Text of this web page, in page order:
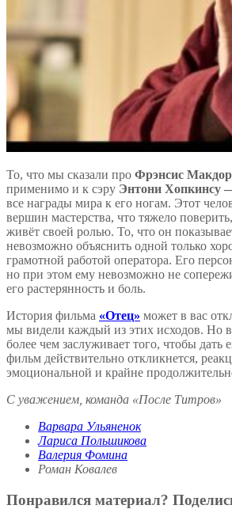
То, что мы сказали про Фрэнсис
применимо и к сэру Энтони Хопкинсу
все награды мира к его ногам. Этот
вершин мастерства, что тяжело
живёт своей ролью. То, что он
невозможно объяснить одной только
грамотной работой оператора. Его
но при этом ему невозможно не
его растерянность и боль.
История фильма «Отец» может в вас
мы видели каждый из этих исходов. Но
более чем заслуживает того, чтобы
фильм действительно откликнется,
эмоциональной и крайне
С уважением, команда «После Титров»
Варвара Ульяненок
Лариса Польшикова
Валерия Фомина
Роман Ковалев
Понравился материал?